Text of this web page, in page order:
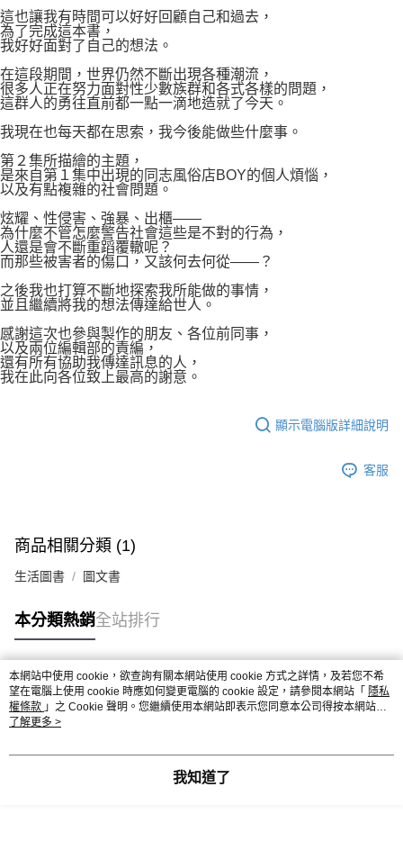
這也讓我有時間可以好好回顧自己和過去，
為了完成這本書，
我好好面對了自己的想法。
在這段期間，世界仍然不斷出現各種潮流，
很多人正在努力面對性少數族群和各式各樣的問題，
這群人的勇往直前都一點一滴地造就了今天。
我現在也每天都在思索，我今後能做些什麼事。
第２集所描繪的主題，
是來自第１集中出現的同志風俗店BOY的個人煩惱，
以及有點複雜的社會問題。
炫耀、性侵害、強暴、出櫃――
為什麼不管怎麼警告社會這些是不對的行為，
人還是會不斷重蹈覆轍呢？
而那些被害者的傷口，又該何去何從――？
之後我也打算不斷地探索我所能做的事情，
並且繼續將我的想法傳達給世人。
感謝這次也參與製作的朋友、各位前同事，
以及兩位編輯部的責編，
還有所有協助我傳達訊息的人，
我在此向各位致上最高的謝意。
顯示電腦版詳細說明
客服
商品相關分類 (1)
生活圖書 圖文書
本分類熱銷全站排行
熱門標籤
本網站中使用 cookie，欲查詢有關本網站使用 cookie 方式之詳情，及若您不希
望在電腦上使用 cookie 時應如何變更電腦的 cookie 設定，請參閱本網站「 隱私
權條款 」之 Cookie 聲明。您繼續使用本網站即表示您同意本公司得按本網站使
用條款之 Cookie 聲明使用 cookie。
了解更多 >
我知道了